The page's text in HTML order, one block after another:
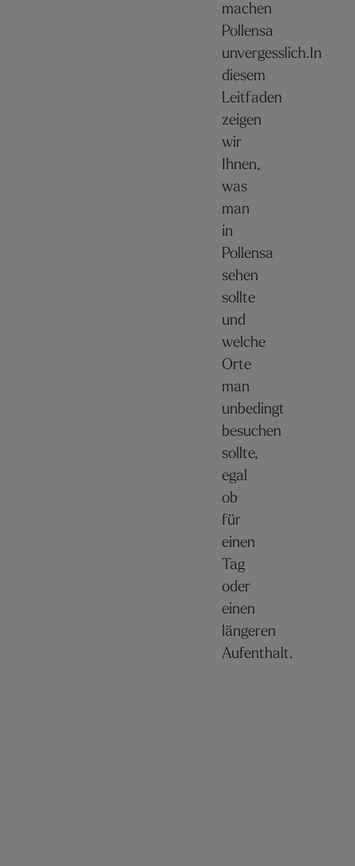
machen
Pollensa
unvergesslich.In
diesem
Leitfaden
zeigen
wir
Ihnen,
was
man
in
Pollensa
sehen
sollte
und
welche
Orte
man
unbedingt
besuchen
sollte,
egal
ob
für
einen
Tag
oder
einen
längeren
Aufenthalt.